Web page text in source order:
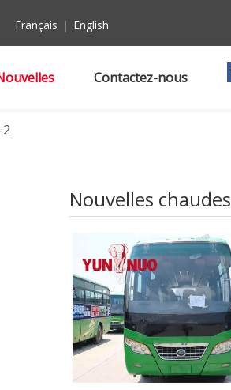
Français | English
Contactez-nous
Nouvelles chaudes